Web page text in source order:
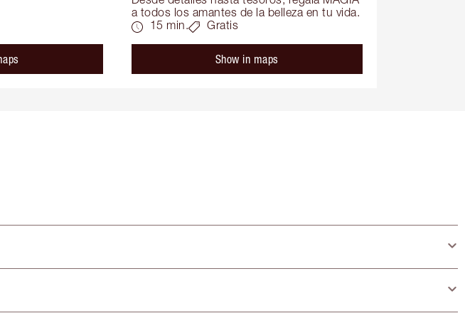
a todos los amantes de la belleza en tu vida.
15 min.
Gratis
Show in maps